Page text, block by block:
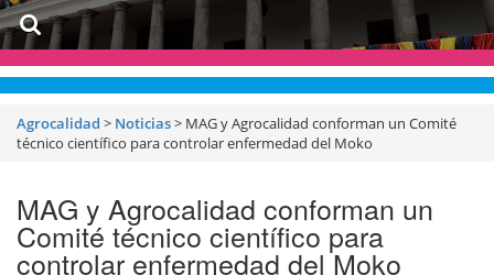
Agrocalidad > Noticias> MAG y Agrocalidad conforman un Comité
técnico científico para controlar enfermedad del Moko
MAG y Agrocalidad conforman un
Comité técnico científico para
controlar enfermedad del Moko